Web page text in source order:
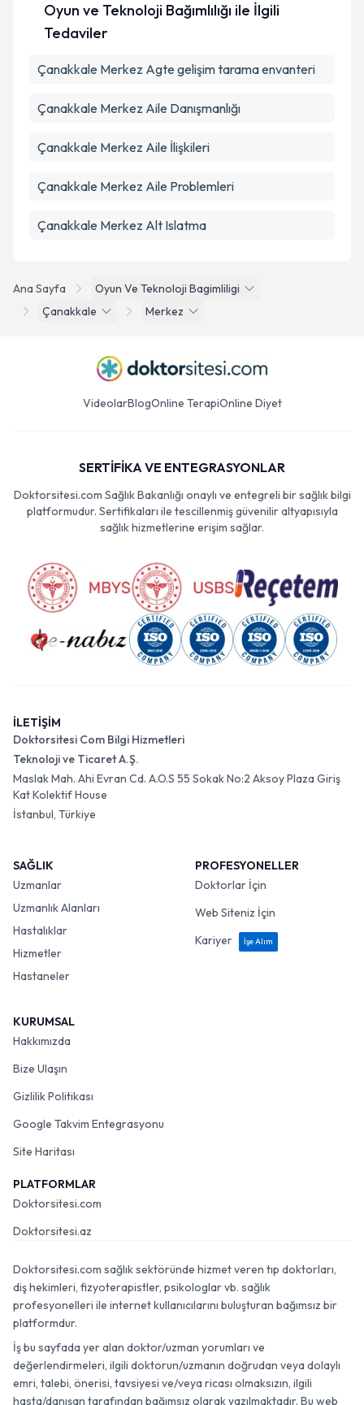
Ana Sayfa
Oyun Ve Teknoloji Bagimliligi
Çanakkale
Merkez
Oyun ve Teknoloji Bağımlılığı ile İlgili
Tedaviler
Çanakkale Merkez Agte gelişim tarama envanteri
Çanakkale Merkez Aile Danışmanlığı
Çanakkale Merkez Aile İlişkileri
Çanakkale Merkez Aile Problemleri
Çanakkale Merkez Alt Islatma
VideolarBlogOnline TerapiOnline Diyet
SERTİFİKA VE ENTEGRASYONLAR
Doktorsitesi.com Sağlık Bakanlığı onaylı ve entegreli bir sağlık bilgi
platformudur. Sertifikaları ile tescillenmiş güvenilir altyapısıyla
sağlık hizmetlerine erişim sağlar.
İLETİŞİM
Doktorsitesi Com Bilgi Hizmetleri
Teknoloji ve Ticaret A.Ş.
Maslak Mah. Ahi Evran Cd. A.O.S 55 Sokak No:2 Aksoy Plaza Giriş
Kat Kolektif House
İstanbul, Türkiye
SAĞLIK
Uzmanlar
Uzmanlık Alanları
Hastalıklar
Hizmetler
Hastaneler
PROFESYONELLER
Doktorlar İçin
Web Siteniz İçin
Kariyer
İşe Alım
KURUMSAL
Hakkımızda
Bize Ulaşın
Gizlilik Politikası
Google Takvim Entegrasyonu
Site Haritası
PLATFORMLAR
Doktorsitesi.com
Doktorsitesi.az
Doktorsitesi.com sağlık sektöründe hizmet veren tıp doktorları,
diş hekimleri, fizyoterapistler, psikologlar vb. sağlık
profesyonelleri ile internet kullanıcılarını buluşturan bağımsız bir
platformdur.
İş bu sayfada yer alan doktor/uzman yorumları ve
değerlendirmeleri, ilgili doktorun/uzmanın doğrudan veya dolaylı
emri, talebi, önerisi, tavsiyesi ve/veya ricası olmaksızın, ilgili
hasta/danışan tarafından bağımsız olarak yazılmaktadır. Bu web